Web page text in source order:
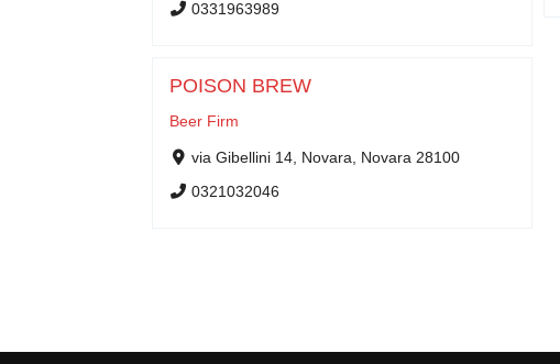
0331963989
POISON BREW
Beer Firm
via Gibellini 14, Novara, Novara 28100
0321032046